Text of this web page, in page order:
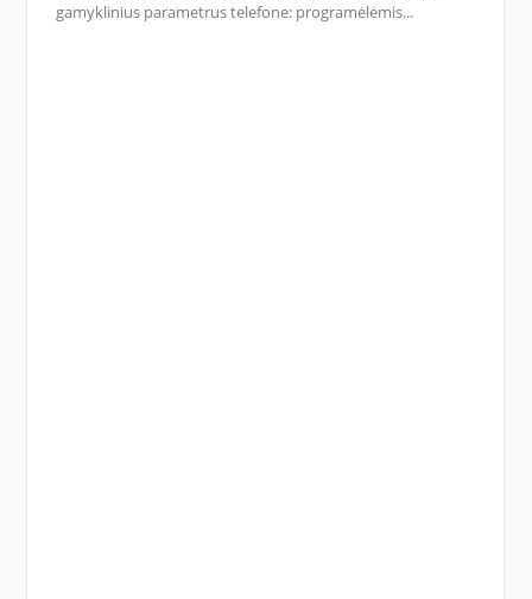
gamyklinius parametrus telefone: programėlėmis...